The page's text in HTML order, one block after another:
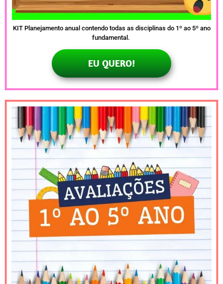
KIT Planejamento anual contendo todas as disciplinas do 1º ao 5º ano
fundamental.
EU QUERO!